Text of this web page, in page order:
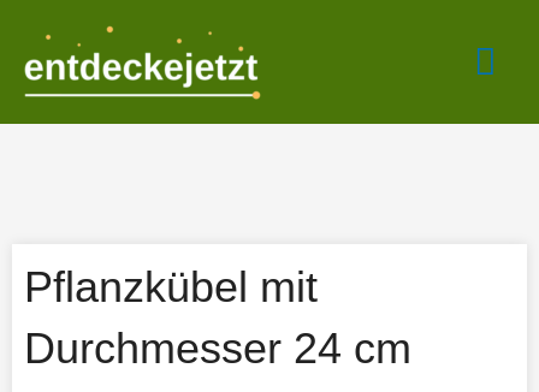
springen
Pflanzkübel mit
Durchmesser 24 cm